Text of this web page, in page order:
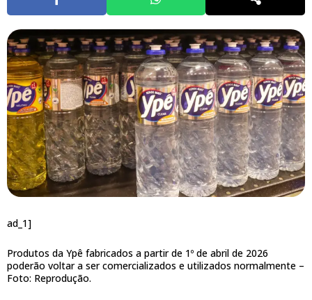
ad_1]
Produtos da Ypê fabricados a partir de 1º de abril de 2026
poderão voltar a ser comercializados e utilizados normalmente –
Foto: Reprodução.